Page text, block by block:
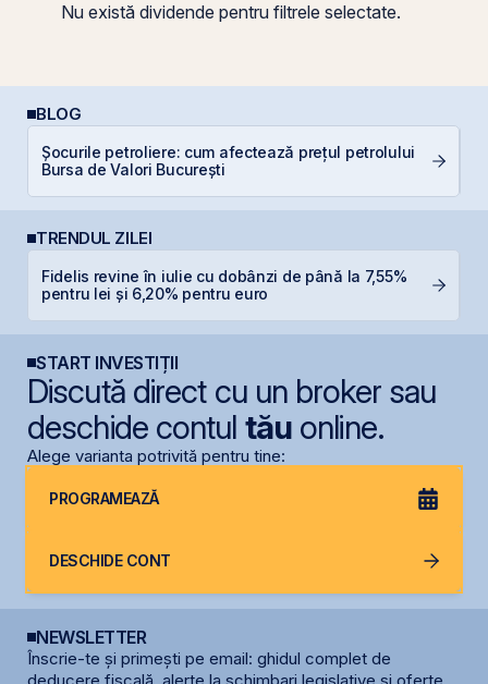
Nu există dividende pentru filtrele selectate.
BLOG
Șocurile petroliere: cum afectează prețul petrolului
Bursa de Valori București
TRENDUL ZILEI
Fidelis revine în iulie cu dobânzi de până la 7,55%
pentru lei și 6,20% pentru euro
START INVESTIȚII
Discută direct cu un broker sau
deschide contul tăuonline.
Alege varianta potrivită pentru tine:
PROGRAMEAZĂ
DESCHIDE CONT
NEWSLETTER
Înscrie-te și primești pe email: ghidul complet de